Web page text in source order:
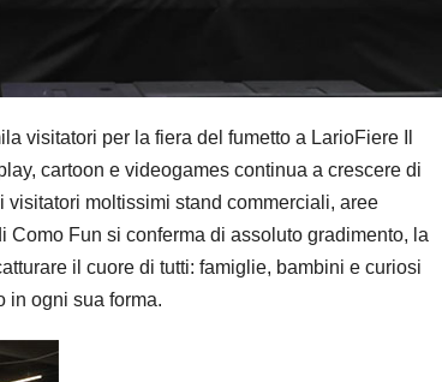
visitatori per la fiera del fumetto a LarioFiere Il
cartoon e videogames continua a crescere di
moltissimi stand commerciali, aree
Fun si conferma di assoluto gradimento, la
il cuore di tutti: famiglie, bambini e curiosi
in ogni sua forma.